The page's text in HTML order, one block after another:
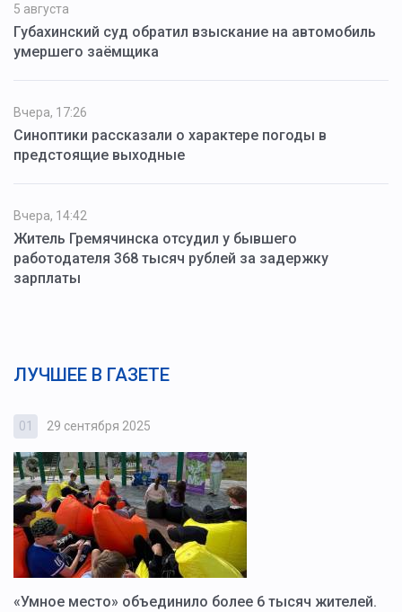
5 августа
Губахинский суд обратил взыскание на автомобиль
умершего заёмщика
Вчера, 17:26
Синоптики рассказали о характере погоды в
предстоящие выходные
Вчера, 14:42
Житель Гремячинска отсудил у бывшего
работодателя 368 тысяч рублей за задержку
зарплаты
ЛУЧШЕЕ В ГАЗЕТЕ
01 29 сентября 2025
«Умное место» объединило более 6 тысяч жителей.